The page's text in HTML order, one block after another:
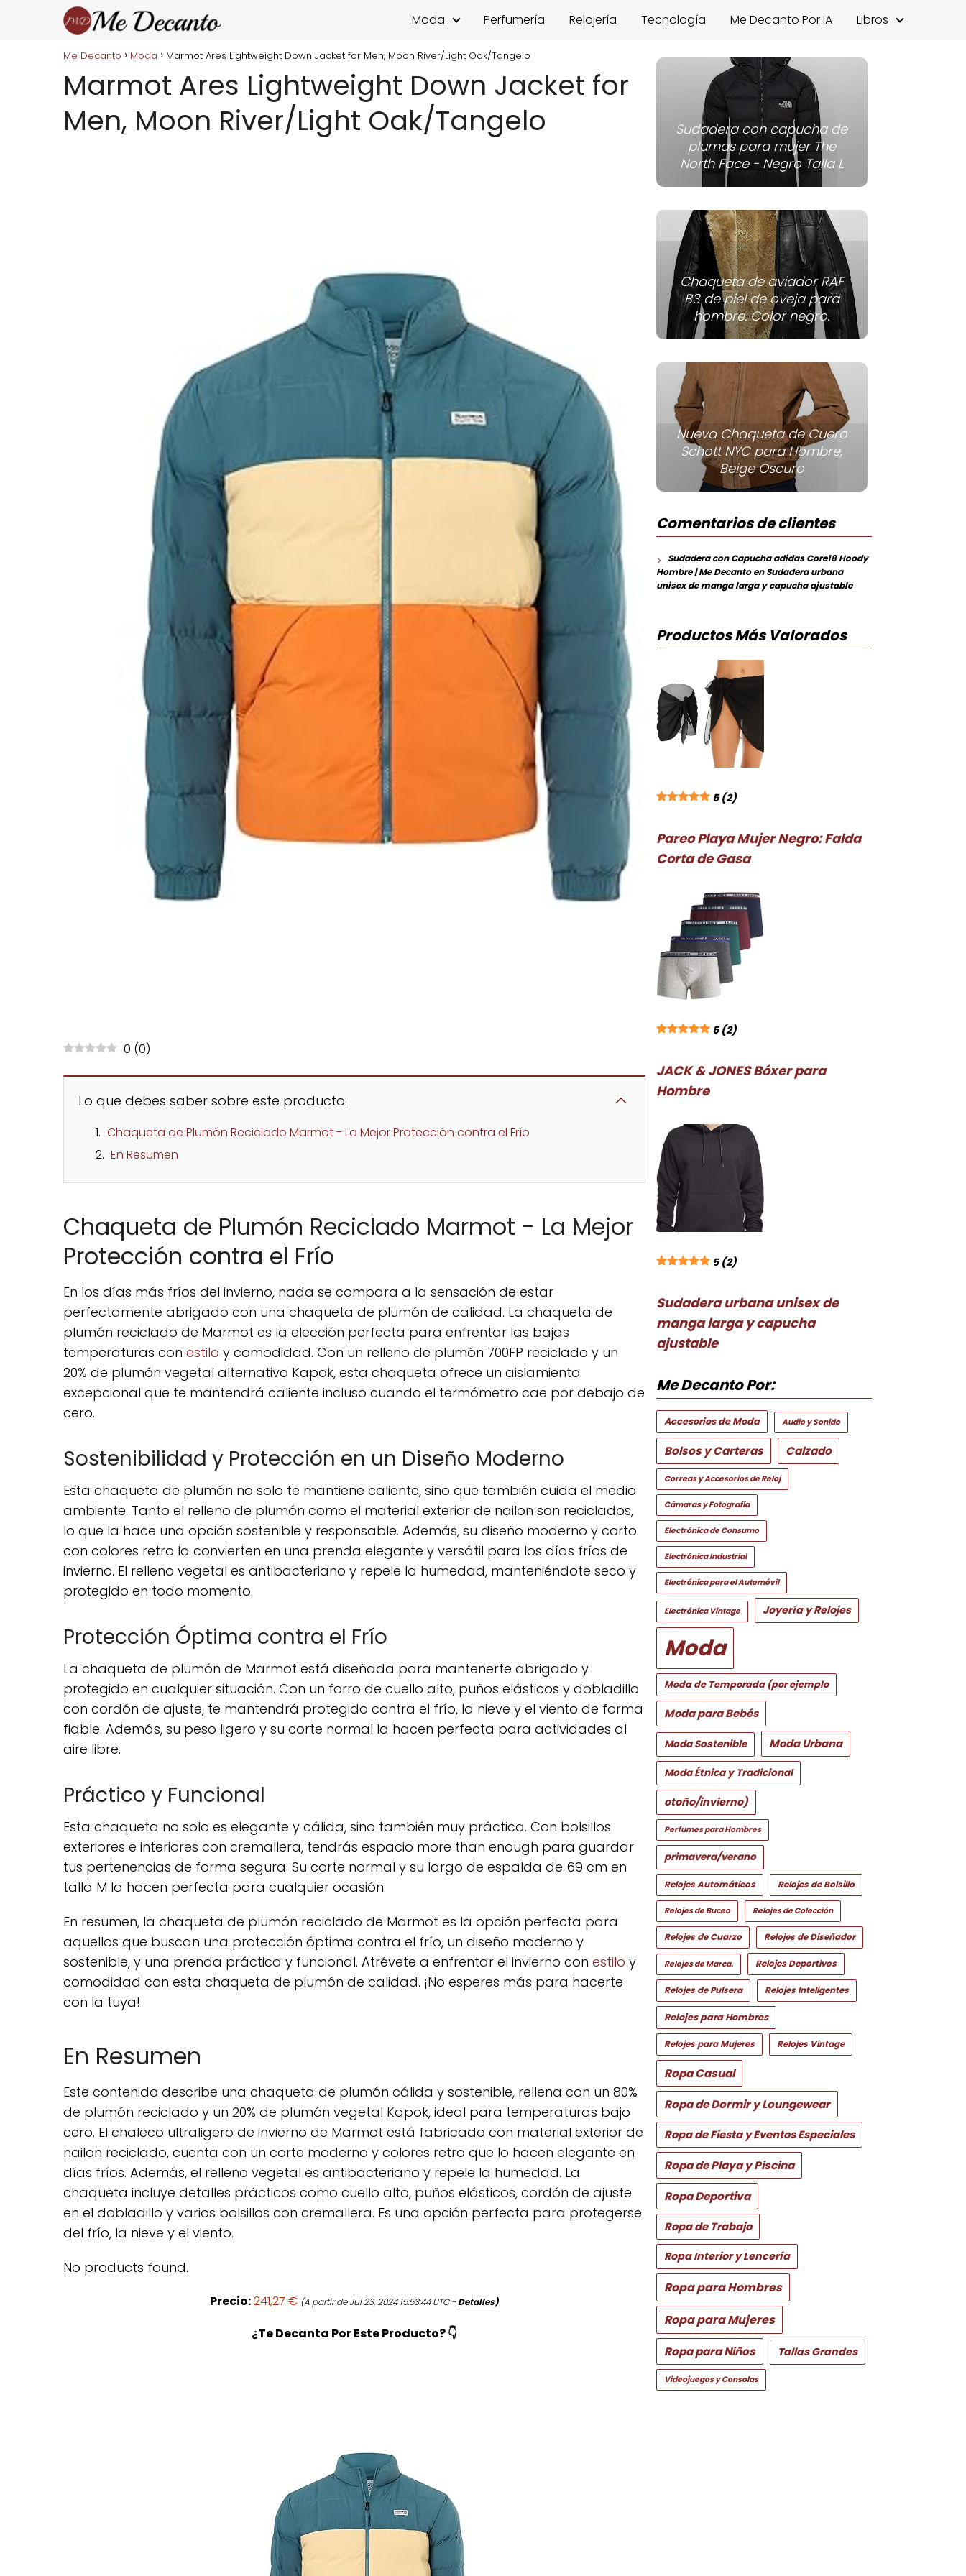
Moda Perfumería Relojería Tecnología Me Decanto Por IA Libros
Me Decanto Moda Marmot Ares Lightweight Down Jacket for Men, Moon River/Light Oak/Tangelo
Marmot Ares Lightweight Down Jacket for
Men, Moon River/Light Oak/Tangelo
0 (0)
Lo que debes saber sobre este producto:
Chaqueta de Plumón Reciclado Marmot - La Mejor Protección contra el Frío
En Resumen
Chaqueta de Plumón Reciclado Marmot - La Mejor
Protección contra el Frío
En los días más fríos del invierno, nada se compara a la sensación de estar
perfectamente abrigado con una chaqueta de plumón de calidad. La chaqueta de
plumón reciclado de Marmot es la elección perfecta para enfrentar las bajas
temperaturas con estilo y comodidad. Con un relleno de plumón 700FP reciclado y un
20% de plumón vegetal alternativo Kapok, esta chaqueta ofrece un aislamiento
excepcional que te mantendrá caliente incluso cuando el termómetro cae por debajo de
cero.
Sostenibilidad y Protección en un Diseño Moderno
Esta chaqueta de plumón no solo te mantiene caliente, sino que también cuida el medio
ambiente. Tanto el relleno de plumón como el material exterior de nailon son reciclados,
lo que la hace una opción sostenible y responsable. Además, su diseño moderno y corto
con colores retro la convierten en una prenda elegante y versátil para los días fríos de
invierno. El relleno vegetal es antibacteriano y repele la humedad, manteniéndote seco y
protegido en todo momento.
Protección Óptima contra el Frío
La chaqueta de plumón de Marmot está diseñada para mantenerte abrigado y
protegido en cualquier situación. Con un forro de cuello alto, puños elásticos y dobladillo
con cordón de ajuste, te mantendrá protegido contra el frío, la nieve y el viento de forma
fiable. Además, su peso ligero y su corte normal la hacen perfecta para actividades al
aire libre.
Práctico y Funcional
Esta chaqueta no solo es elegante y cálida, sino también muy práctica. Con bolsillos
exteriores e interiores con cremallera, tendrás espacio more than enough para guardar
tus pertenencias de forma segura. Su corte normal y su largo de espalda de 69 cm en
talla M la hacen perfecta para cualquier ocasión.
En resumen, la chaqueta de plumón reciclado de Marmot es la opción perfecta para
aquellos que buscan una protección óptima contra el frío, un diseño moderno y
sostenible, y una prenda práctica y funcional. Atrévete a enfrentar el invierno con estilo y
comodidad con esta chaqueta de plumón de calidad. ¡No esperes más para hacerte
con la tuya!
En Resumen
Este contenido describe una chaqueta de plumón cálida y sostenible, rellena con un 80%
de plumón reciclado y un 20% de plumón vegetal Kapok, ideal para temperaturas bajo
cero. El chaleco ultraligero de invierno de Marmot está fabricado con material exterior de
nailon reciclado, cuenta con un corte moderno y colores retro que lo hacen elegante en
días fríos. Además, el relleno vegetal es antibacteriano y repele la humedad. La
chaqueta incluye detalles prácticos como cuello alto, puños elásticos, cordón de ajuste
en el dobladillo y varios bolsillos con cremallera. Es una opción perfecta para protegerse
del frío, la nieve y el viento.
No products found.
Precio:241,27 € (A partir de Jul 23, 2024 15:53:44 UTC -Detalles)
¿Te Decanta Por Este Producto? 👇
Sudadera con capucha de
plumas para mujer The
North Face - Negro Talla L
Chaqueta de aviador RAF
B3 de piel de oveja para
hombre. Color negro.
Nueva Chaqueta de Cuero
Schott NYC para Hombre,
Beige Oscuro
Comentarios de clientes
Sudadera con Capucha adidas Core18 Hoody
Hombre | Me DecantoenSudadera urbana
unisex de manga larga y capucha ajustable
Productos Más Valorados
5 (2)
Pareo Playa Mujer Negro: Falda
Corta de Gasa
5 (2)
JACK & JONES Bóxer para
Hombre
5 (2)
Sudadera urbana unisex de
manga larga y capucha
ajustable
Me Decanto Por:
Accesorios de Moda Audio y Sonido
Bolsos y Carteras Calzado
Correas y Accesorios de Reloj
Cámaras y Fotografía
Electrónica de Consumo
Electrónica Industrial
Electrónica para el Automóvil
Electrónica Vintage Joyería y Relojes
Moda
Moda de Temporada (por ejemplo
Moda para Bebés
Moda Sostenible Moda Urbana
Moda Étnica y Tradicional
otoño/invierno)
Perfumes para Hombres
primavera/verano
Relojes Automáticos Relojes de Bolsillo
Relojes de Buceo Relojes de Colección
Relojes de Cuarzo Relojes de Diseñador
Relojes de Marca. Relojes Deportivos
Relojes de Pulsera Relojes Inteligentes
Relojes para Hombres
Relojes para Mujeres Relojes Vintage
Ropa Casual
Ropa de Dormir y Loungewear
Ropa de Fiesta y Eventos Especiales
Ropa de Playa y Piscina
Ropa Deportiva
Ropa de Trabajo
Ropa Interior y Lencería
Ropa para Hombres
Ropa para Mujeres
Ropa para Niños Tallas Grandes
Videojuegos y Consolas